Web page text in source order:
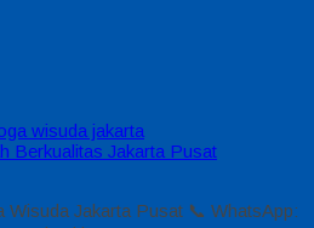
wisuda jakarta
Berkualitas Jakarta Pusat
Wisuda Jakarta Pusat 📞 WhatsApp: